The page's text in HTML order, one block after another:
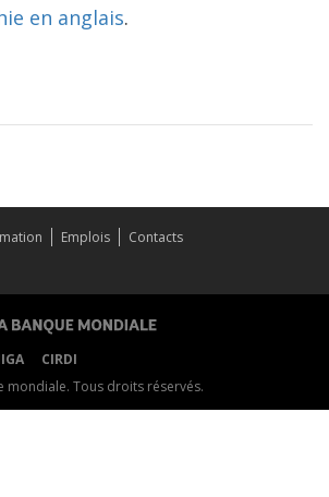
en anglais.
Emplois
Contacts
CIRDI
mondiale. Tous droits réservés.